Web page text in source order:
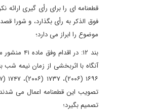
فوق الذکر به رأی بگذارد، و
موضوع را ابراز می دارد؛
تصمیم بگیرد؛